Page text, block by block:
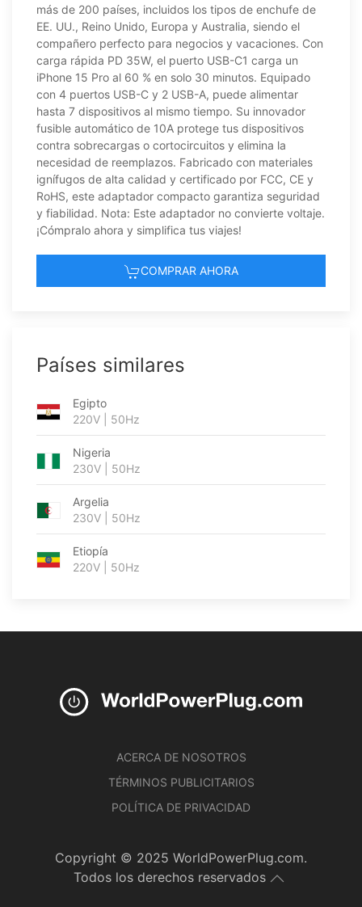
más de 200 países, incluidos los tipos de enchufe de
EE. UU., Reino Unido, Europa y Australia, siendo el
compañero perfecto para negocios y vacaciones. Con
carga rápida PD 35W, el puerto USB-C1 carga un
iPhone 15 Pro al 60 % en solo 30 minutos. Equipado
con 4 puertos USB-C y 2 USB-A, puede alimentar
hasta 7 dispositivos al mismo tiempo. Su innovador
fusible automático de 10A protege tus dispositivos
contra sobrecargas o cortocircuitos y elimina la
necesidad de reemplazos. Fabricado con materiales
ignífugos de alta calidad y certificado por FCC, CE y
RoHS, este adaptador compacto garantiza seguridad
y fiabilidad. Nota: Este adaptador no convierte voltaje.
¡Cómpralo ahora y simplifica tus viajes!
COMPRAR AHORA
Países similares
Egipto
220V | 50Hz
Nigeria
230V | 50Hz
Argelia
230V | 50Hz
Etiopía
220V | 50Hz
ACERCA DE NOSOTROS
TÉRMINOS PUBLICITARIOS
POLÍTICA DE PRIVACIDAD
Copyright © 2025 WorldPowerPlug.com.
Todos los derechos reservados